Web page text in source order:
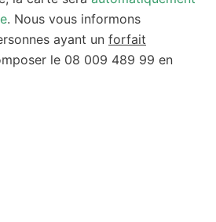
. Nous vous informons
ayant un forfait
le 08 009 489 99 en